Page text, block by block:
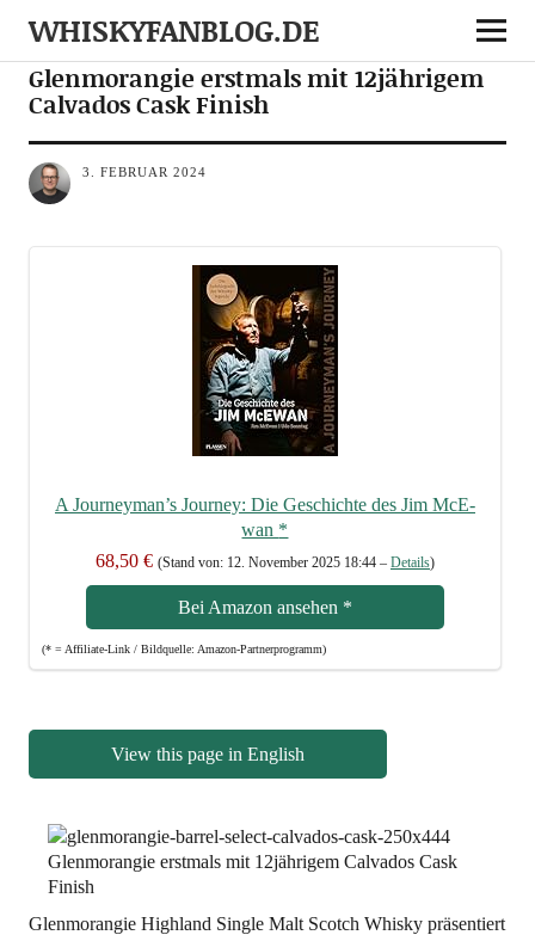
WHISKYFANBLOG.DE
NEWS NOTES
Glenmorangie erstmals mit 12jährigem
Calvados Cask Finish
3. FEBRUAR 2024
A Journeyman’s Jour­ney: Die Geschich­te des Jim McE­
wan *
68,50 € (Stand von: 12. Novem­ber 2025 18:44 – Details)
Bei Ama­zon anse­hen *
(* = Affi­lia­te-Link / Bild­quel­le: Amazon-Partnerprogramm)
View this page in English
Glen­mo­ran­gie High­land Sin­gle Malt Scotch Whis­ky prä­sen­tiert